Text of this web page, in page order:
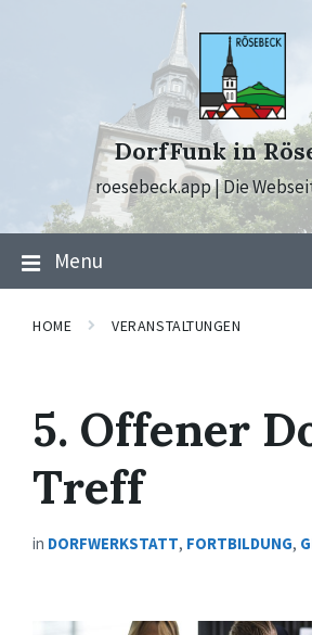
DorfFunk in
roesebeck.app | Die
Menu
HOME VERANSTALTUNGEN
5. Offener
Treff
in DORFWERKSTATT, FORTBILDUNG,